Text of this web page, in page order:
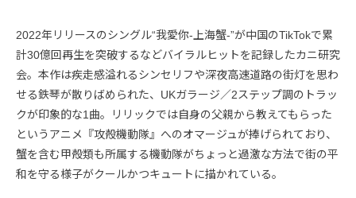
2022年リリースのシングル“我愛你-上海蟹-”が中国のTikTokで累
計30億回再生を突破するなどバイラルヒットを記録したカニ研究
会。本作は疾走感溢れるシンセリフや深夜高速道路の街灯を思わ
せる鉄琴が散りばめられた、UKガラージ／2ステップ調のトラッ
クが印象的な1曲。リリックでは自身の父親から教えてもらった
というアニメ『攻殻機動隊』へのオマージュが捧げられており、
蟹を含む甲殻類も所属する機動隊がちょっと過激な方法で街の平
和を守る様子がクールかつキュートに描かれている。